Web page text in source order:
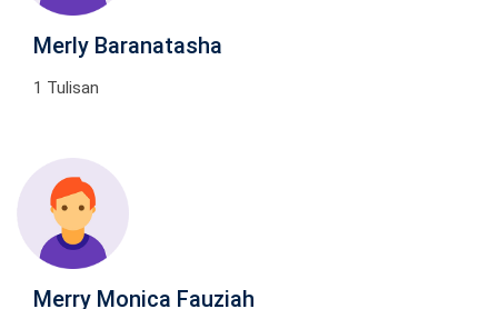
Merly Baranatasha
1 Tulisan
Merry Monica Fauziah